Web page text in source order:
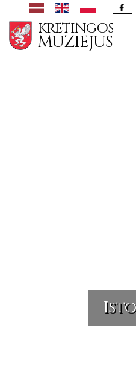
KRETINGOS
MUZIEJUS